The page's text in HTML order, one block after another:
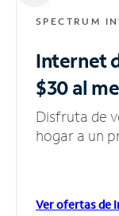
SPECTRUM
Internet
$30 al
Disfruta de
hogar a un
Ver ofertas de